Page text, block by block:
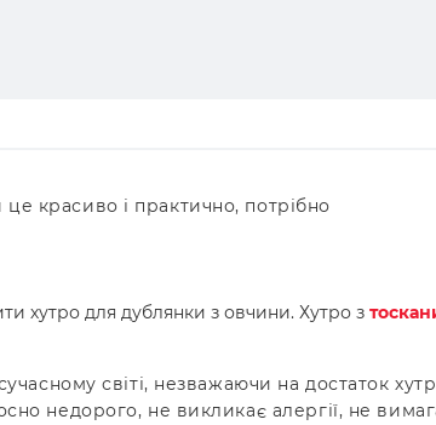
красиво і практично, потрібно
хутро для дублянки з овчини. Хутро з
світі, незважаючи на достаток
недорого, не викликає алергії, не